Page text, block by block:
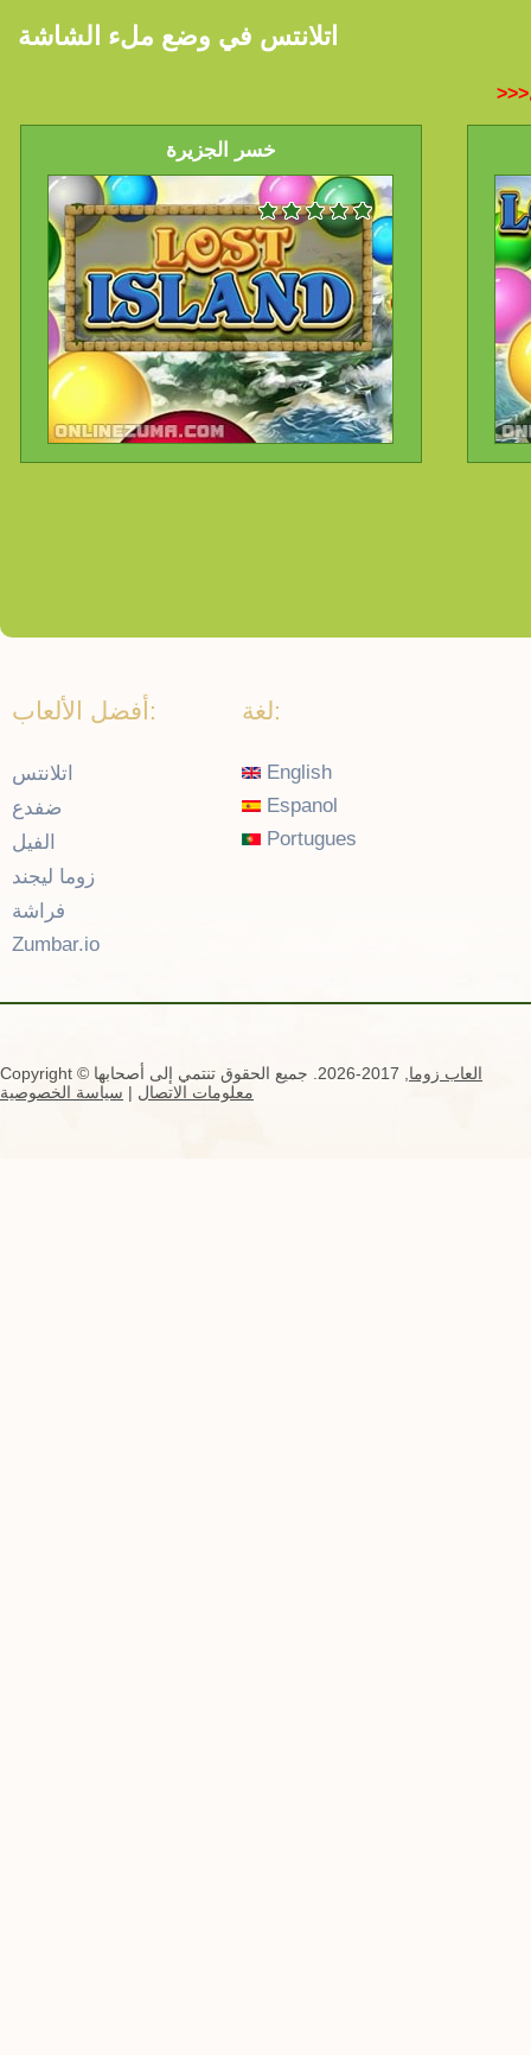
اتلانتس في وضع ملء الشاشة
خسر الجزيرة
أفضل الألعاب:
اتلانتس
ضفدع
الفيل
زوما ليجند
فراشة
Zumbar.io
لغة:
English
Espanol
Portugues
Copyright © العاب زوما
معلومات الاتصال | سياسة الخصوصية